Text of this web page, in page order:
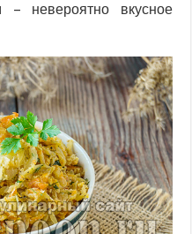
невероятно вкусное